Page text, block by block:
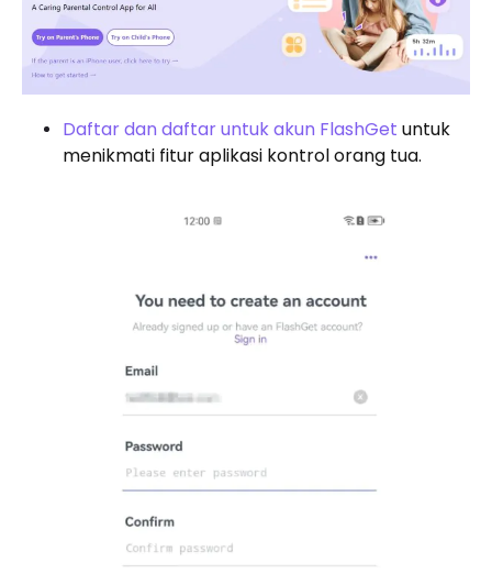
Daftar dan daftar untuk akun FlashGet untuk
menikmati fitur aplikasi kontrol orang tua.